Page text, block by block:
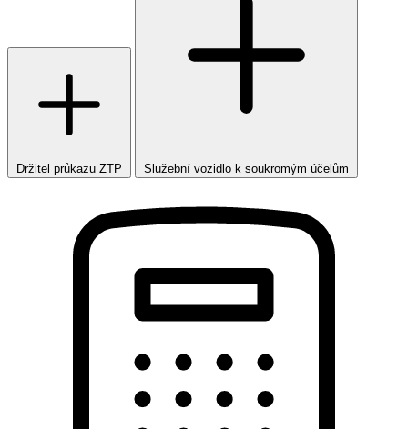
Držitel průkazu ZTP Služební vozidlo k soukromým účelům